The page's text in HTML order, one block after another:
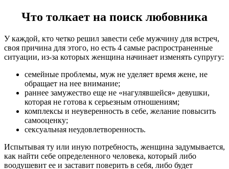
Что толкает на поиск любовника
У каждой, кто четко решил завести себе мужчину для встреч,
своя причина для этого, но есть 4 самые распространенные
ситуации, из-за которых женщина начинает изменять супругу:
семейные проблемы, муж не уделяет время жене, не
обращает на нее внимание;
раннее замужество еще не «нагулявшейся» девушки,
которая не готова к серьезным отношениям;
комплексы и неуверенность в себе, желание повысить
самооценку;
сексуальная неудовлетворенность.
Испытывая ту или иную потребность, женщина задумывается,
как найти себе определенного человека, который либо
воодушевит ее и заставит поверить в себя, либо будет